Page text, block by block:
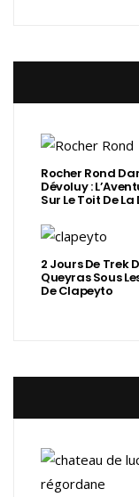
Rocher Rond
Dévoluy :
Sur Le Toit De
2 Jours De Trek
Queyras Sous
De Clapeyto